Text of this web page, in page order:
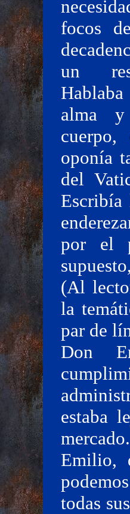
focos
un
alma
cuerpo,
oponía
del
Escribía
por el
(Al
la
par de
Don
estaba
Emilio,
todas